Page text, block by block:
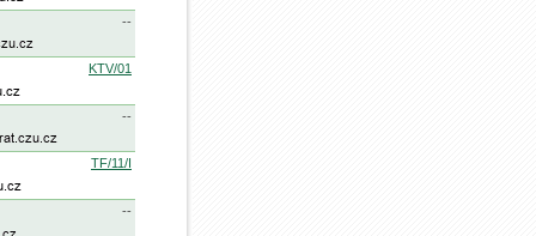
--
KTV/01
--
TF/11/I
--